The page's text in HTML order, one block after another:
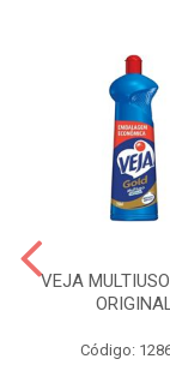
VEJA
Código: